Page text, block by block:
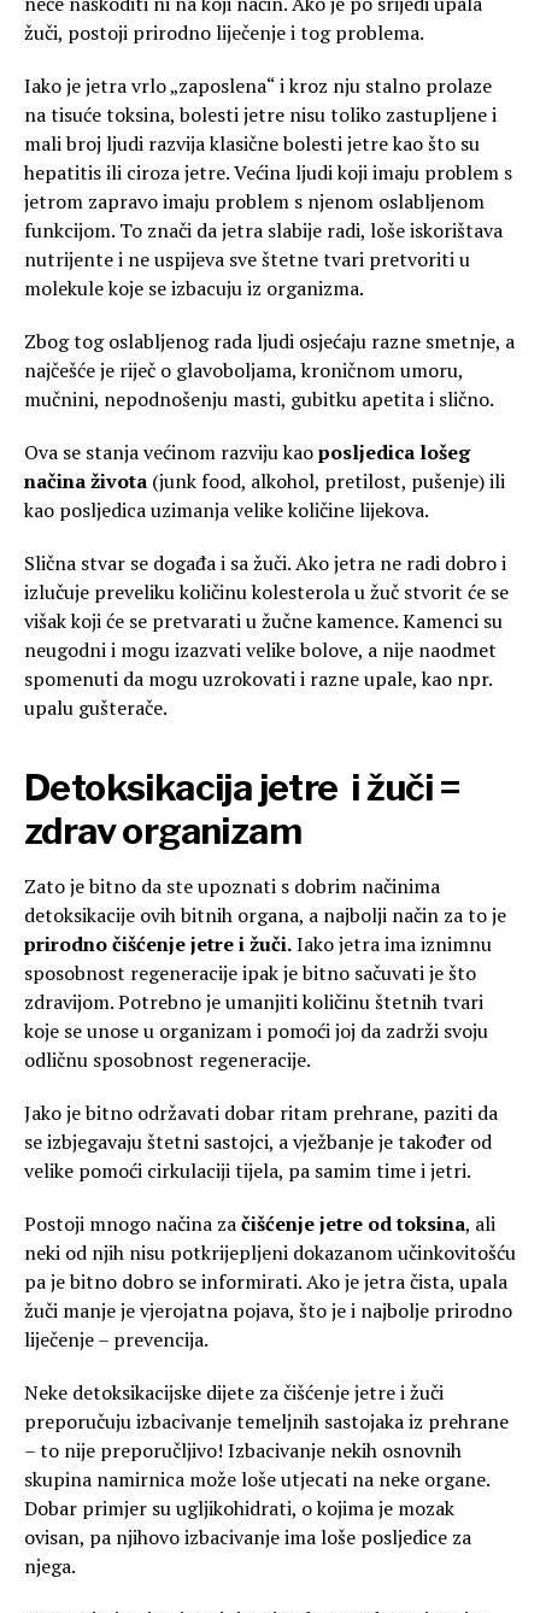
žuči, postoji prirodno liječenje i tog problema.
Iako je jetra vrlo „zaposlena“ i kroz nju stalno prolaze
na tisuće toksina, bolesti jetre nisu toliko zastupljene i
mali broj ljudi razvija klasične bolesti jetre kao što su
hepatitis ili ciroza jetre. Većina ljudi koji imaju problem s
jetrom zapravo imaju problem s njenom oslabljenom
funkcijom. To znači da jetra slabije radi, loše iskorištava
nutrijente i ne uspijeva sve štetne tvari pretvoriti u
molekule koje se izbacuju iz organizma.
Zbog tog oslabljenog rada ljudi osjećaju razne smetnje, a
najčešće je riječ o glavoboljama, kroničnom umoru,
mučnini, nepodnošenju masti, gubitku apetita i slično.
Ova se stanja većinom razviju kaoposljedica lošeg
načina života (junk food, alkohol, pretilost, pušenje) ili
kao posljedica uzimanja velike količine lijekova.
Slična stvar se događa i sa žuči. Ako jetra ne radi dobro i
izlučuje preveliku količinu kolesterola u žuč stvorit će se
višak koji će se pretvarati u žučne kamence. Kamenci su
neugodni i mogu izazvati velike bolove, a nije naodmet
spomenuti da mogu uzrokovati i razne upale, kao npr.
upalu gušterače.
Detoksikacija jetre i žuči =
zdrav organizam
Zato je bitno da ste upoznati s dobrim načinima
detoksikacije ovih bitnih organa, a najbolji način za to je
prirodno čišćenje jetre i žuči.Iako jetra ima iznimnu
sposobnost regeneracije ipak je bitno sačuvati je što
zdravijom. Potrebno je umanjiti količinu štetnih tvari
koje se unose u organizam i pomoći joj da zadrži svoju
odličnu sposobnost regeneracije.
Jako je bitno održavati dobar ritam prehrane, paziti da
se izbjegavaju štetni sastojci, a vježbanje je također od
velike pomoći cirkulaciji tijela, pa samim time i jetri.
Postoji mnogo načina začišćenje jetre od toksina, ali
neki od njih nisu potkrijepljeni dokazanom učinkovitošću
pa je bitno dobro se informirati. Ako je jetra čista, upala
žuči manje je vjerojatna pojava, što je i najbolje prirodno
liječenje – prevencija.
Neke detoksikacijske dijete za čišćenje jetre i žuči
preporučuju izbacivanje temeljnih sastojaka iz prehrane
– to nije preporučljivo! Izbacivanje nekih osnovnih
skupina namirnica može loše utjecati na neke organe.
Dobar primjer su ugljikohidrati, o kojima je mozak
ovisan, pa njihovo izbacivanje ima loše posljedice za
njega.